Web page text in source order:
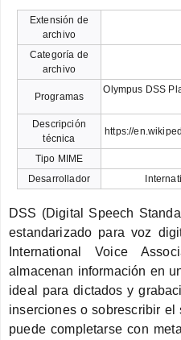
Extensión de
archivo
Categoría de
archivo
Programas
Olympus DSS
Descripción
técnica
https://
Tipo MIME
Desarrollador
DSS (Digital Speech
estandarizado para voz
International Voice
almacenan información en
ideal para dictados y
inserciones o sobrescribir
puede completarse con